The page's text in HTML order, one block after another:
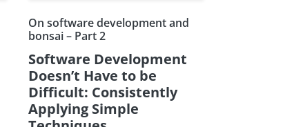
On software development and
bonsai – Part 2
Software Development
Doesn’t Have to be
Difficult: Consistently
Applying Simple